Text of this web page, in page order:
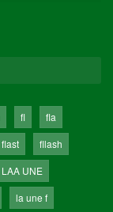
fl
fla
flast
fllash
LAA UNE
la une f